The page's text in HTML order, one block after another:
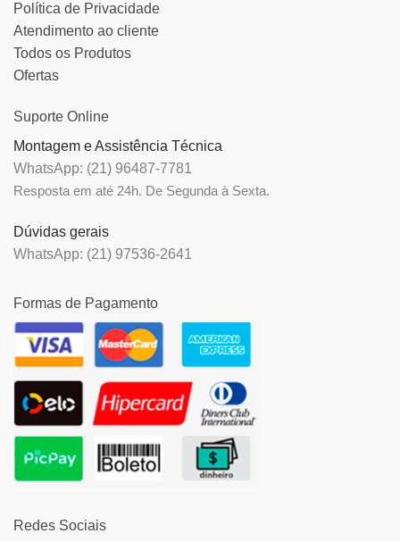
Política de Privacidade
Atendimento ao cliente
Todos os Produtos
Ofertas
Suporte Online
Montagem e Assistência Técnica
WhatsApp: (21) 96487-7781
Resposta em até 24h. De Segunda à Sexta.
Dúvidas gerais
WhatsApp: (21) 97536-2641
Formas de Pagamento
Redes Sociais